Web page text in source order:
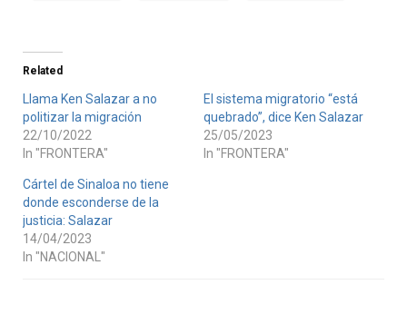
Related
Llama Ken Salazar a no
politizar la migración
22/10/2022
In "FRONTERA"
El sistema migratorio “está
quebrado”, dice Ken Salazar
25/05/2023
In "FRONTERA"
Cártel de Sinaloa no tiene
donde esconderse de la
justicia: Salazar
14/04/2023
In "NACIONAL"